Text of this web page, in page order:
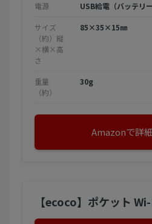
電源 USB給電（バッテリー
サイズ
（約）縦
×横×高
さ
85×35×15㎜
重量
（約）
30g
Amazonで詳
【ecoco】ポケット